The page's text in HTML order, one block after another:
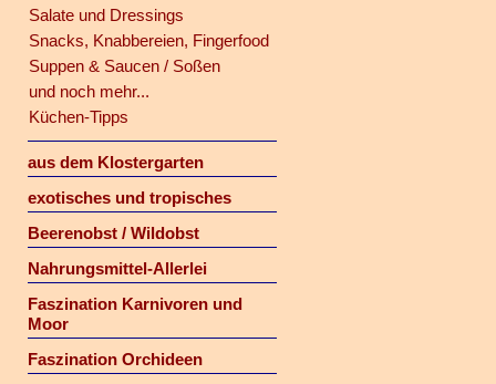
Salate und Dressings
Snacks, Knabbereien, Fingerfood
Suppen & Saucen / Soßen
und noch mehr...
Küchen-Tipps
aus dem Klostergarten
exotisches und tropisches
Beerenobst / Wildobst
Nahrungsmittel-Allerlei
Faszination Karnivoren und
Moor
Faszination Orchideen